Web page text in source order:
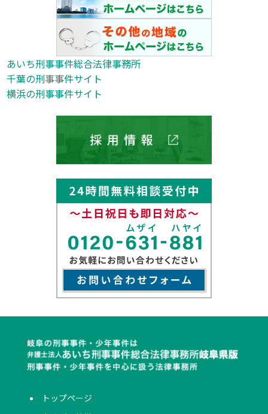
あいち刑事事件総合法律事務所
千葉の刑事事件サイト
横浜の刑事事件サイト
トップページ